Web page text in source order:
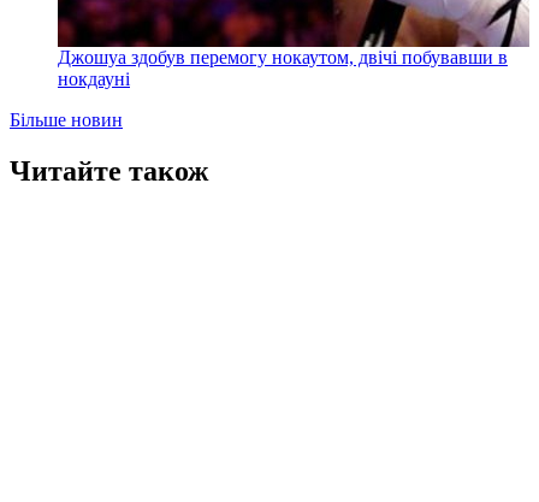
Джошуа здобув перемогу нокаутом, двічі побувавши в
нокдауні
Більше новин
Читайте також